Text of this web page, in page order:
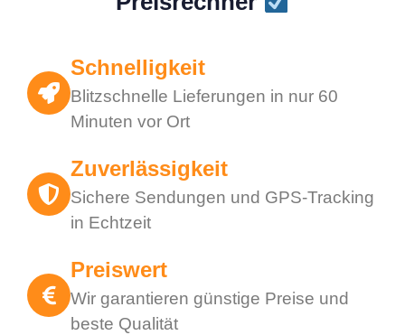
Schnelligkeit
Blitzschnelle Lieferungen in nur 60
Minuten vor Ort
Zuverlässigkeit
Sichere Sendungen und GPS-Tracking
in Echtzeit
Preiswert
Wir garantieren günstige Preise und
beste Qualität